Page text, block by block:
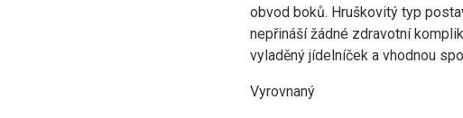
obvod boků. Hruškovitý typ
nepřináší žádné zdravotní
vyladěný jídelníček a vhodnou
Vyrovnaný